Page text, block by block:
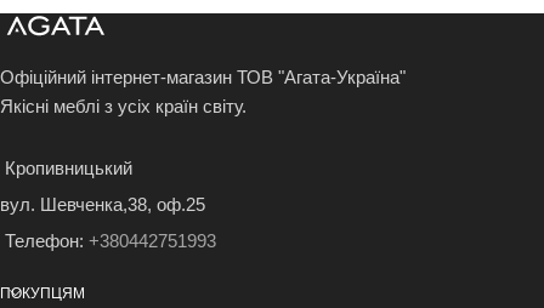
Офіційний інтернет-магазин ТОВ "Агата-Україна"
Якісні меблі з усіх країн світу.
Кропивницький
вул. Шевченка,38, оф.25
Телефон: +380442751993
ПОКУПЦЯМ